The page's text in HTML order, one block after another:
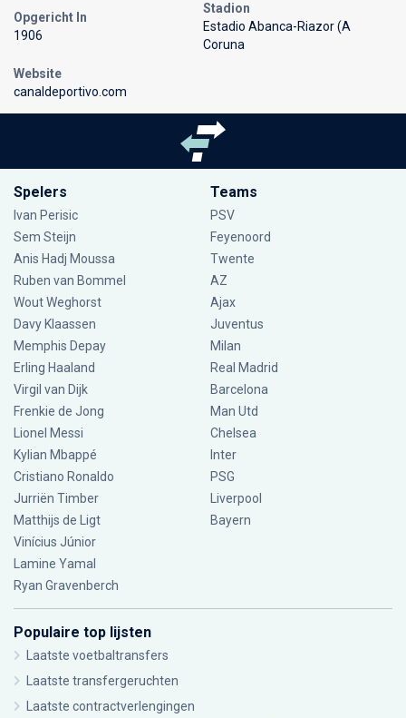
Opgericht In
1906
Stadion
Estadio Abanca-Riazor (A
Coruna
Website
canaldeportivo.com
Spelers
Ivan Perisic
Sem Steijn
Anis Hadj Moussa
Ruben van Bommel
Wout Weghorst
Davy Klaassen
Memphis Depay
Erling Haaland
Virgil van Dijk
Frenkie de Jong
Lionel Messi
Kylian Mbappé
Cristiano Ronaldo
Jurriën Timber
Matthijs de Ligt
Vinícius Júnior
Lamine Yamal
Ryan Gravenberch
Teams
PSV
Feyenoord
Twente
AZ
Ajax
Juventus
Milan
Real Madrid
Barcelona
Man Utd
Chelsea
Inter
PSG
Liverpool
Bayern
Populaire top lijsten
Laatste voetbaltransfers
Laatste transfergeruchten
Laatste contractverlengingen